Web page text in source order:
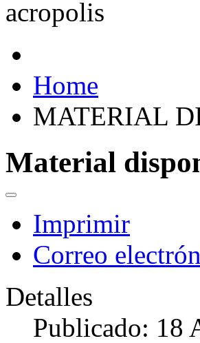
Home
MATERIAL
Material
Imprimir
Correo
Detalles
Publicado: 18